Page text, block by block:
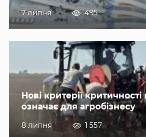
7 липня 495
Нові критерії
означає для агробізнесу
8 липня 1 557